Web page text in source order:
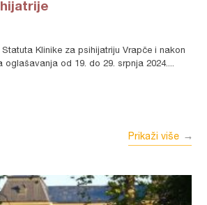
oglašavanja od 19. do 29. srpnja 2024....
Prikaži više